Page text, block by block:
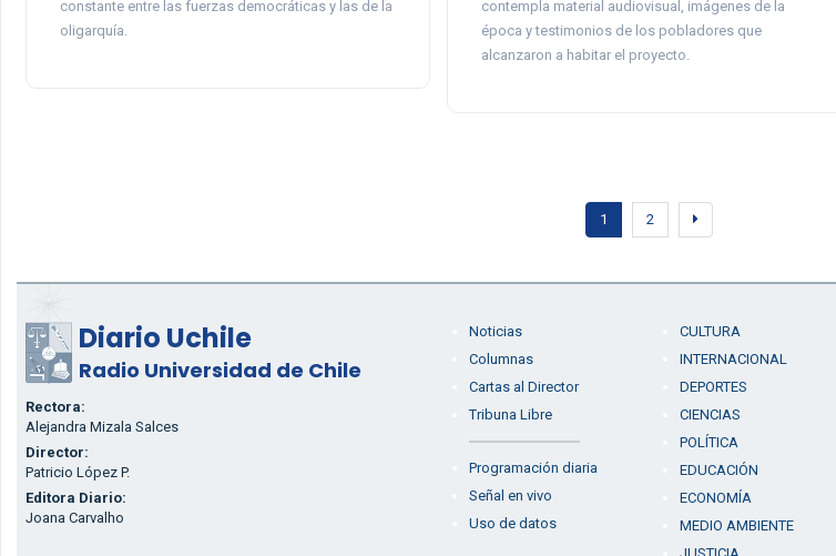
constante entre las fuerzas democráticas y las de la
oligarquía.
contempla material audiovisual, imágenes de la
época y testimonios de los pobladores que
alcanzaron a habitar el proyecto.
1 2
Diario Uchile
Radio Universidad de Chile
Rectora:
Alejandra Mizala Salces
Director:
Patricio López P.
Editora Diario:
Joana Carvalho
Noticias
Columnas
Cartas al Director
Tribuna Libre
Programación diaria
Señal en vivo
Uso de datos
CULTURA
INTERNACIONAL
DEPORTES
CIENCIAS
POLÍTICA
EDUCACIÓN
ECONOMÍA
MEDIO AMBIENTE